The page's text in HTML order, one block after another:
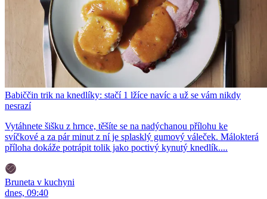
Babiččin trik na knedlíky: stačí 1 lžíce navíc a už se vám nikdy
nesrazí
Vytáhnete šišku z hrnce, těšíte se na nadýchanou přílohu ke
svíčkové a za pár minut z ní je splasklý gumový váleček. Málokterá
příloha dokáže potrápit tolik jako poctivý kynutý knedlík....
Bruneta v kuchyni
dnes, 09:40